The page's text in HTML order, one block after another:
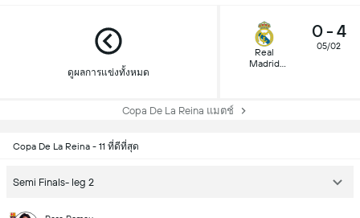
ดูผลการแข่งทั้งหมด
Real
Madrid
0- 4
05/02
Copa De La Reina แมตช์
Copa De La Reina - 11 ที่ดีที่สุด
Semi Finals- leg 2